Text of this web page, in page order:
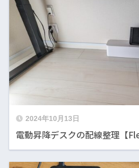
2024年10月13日
電動昇降デスクの配線整理【